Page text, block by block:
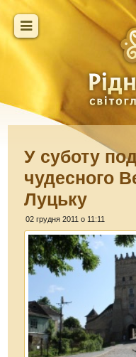
У суботу
чудесного
Луцьку
02 грудня 2011 о 11:11